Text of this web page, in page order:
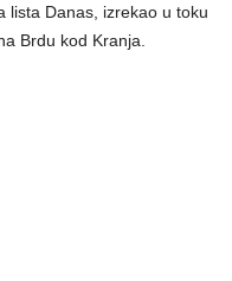
lista Danas, izrekao u toku
Brdu kod Kranja.